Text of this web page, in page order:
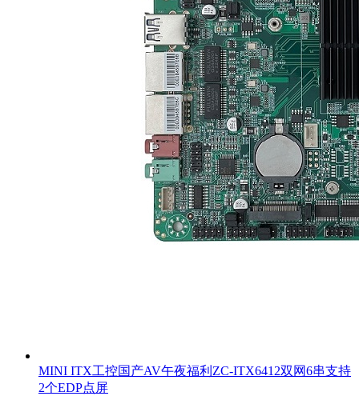
MINI ITX工控国产AV午夜福利ZC-ITX6412双网6串支持
2个EDP点屏